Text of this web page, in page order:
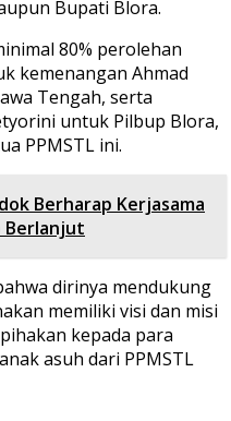
Bupati Blora.
80% perolehan
kemenangan Ahmad
Tengah, serta
untuk Pilbup Blora,
PPMSTL ini.
Berharap Kerjasama
Berlanjut
dirinya mendukung
memiliki visi dan misi
kepada para
asuh dari PPMSTL